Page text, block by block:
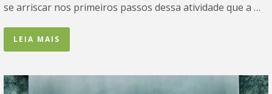
se arriscar nos primeiros passos dessa atividade que a …
LEIA MAIS